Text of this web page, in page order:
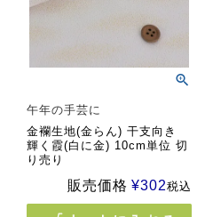
午年の手芸に
金襴生地(金らん) 干支向き
輝く霞(白に金) 10cm単位 切
り売り
販売価格 ¥302税込